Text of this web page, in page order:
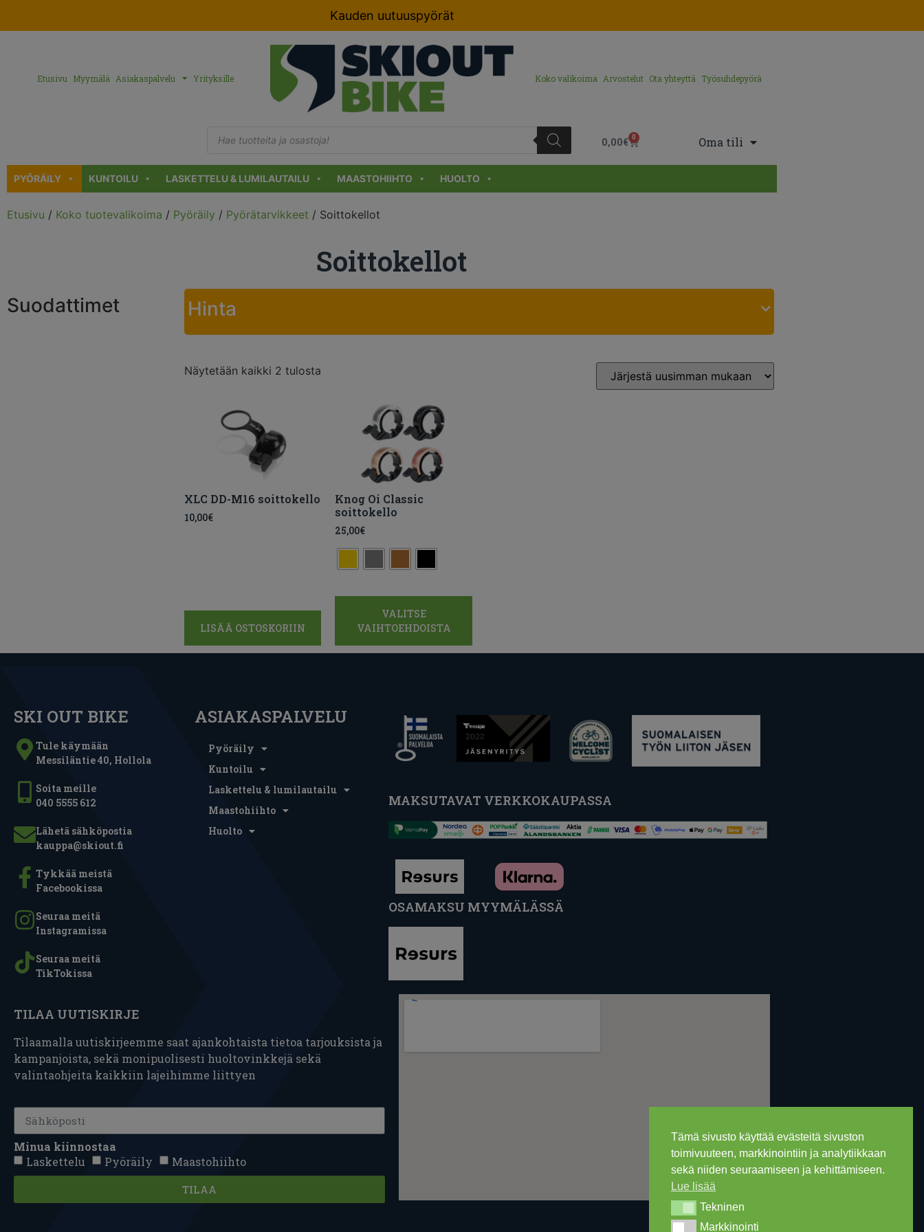
Tämä sivusto käyttää evästeitä sivuston
toimivuuteen, markkinointiin ja analytiikkaan
sekä niiden seuraamiseen ja kehittämiseen.
Lue lisää
TekninenTekninen
MarkkinointiMarkkinointi
Kauden uutuuspyörät
Etusivu Myymälä Asiakaspalvelu Yrityksille Koko valikoima Arvostelut Ota yhteyttä Työsuhdepyörä
0,00€ 0 Oma tili
PYÖRÄILY KUNTOILU LASKETTELU & LUMILAUTAILU MAASTOHIIHTO HUOLTO
Etusivu / Koko tuotevalikoima / Pyöräily / Pyörätarvikkeet / Soittokellot
Soittokellot
Suodattimet Hinta
Näytetään kaikki 2 tulosta
XLC DD-M16 soittokello
10,00€
LISÄÄ OSTOSKORIIN
Knog Oi Classic
soittokello
25,00€
VALITSE
VAIHTOEHDOISTA
SKI OUT BIKE
Tule käymään
Messiläntie 40, Hollola
Soita meille
040 5555 612
Lähetä sähköpostia
kauppa@skiout.fi
Tykkää meistä
Facebookissa
Seuraa meitä
Instagramissa
Seuraa meitä
TikTokissa
ASIAKASPALVELU
Pyöräily
Kuntoilu
Laskettelu & lumilautailu
Maastohiihto
Huolto
MAKSUTAVAT VERKKOKAUPASSA
OSAMAKSU MYYMÄLÄSSÄ
TILAA UUTISKIRJE
Tilaamalla uutiskirjeemme saat ajankohtaista tietoa tarjouksista ja
kampanjoista, sekä monipuolisesti huoltovinkkejä sekä
valintaohjeita kaikkiin lajeihimme liittyen
Minua kiinnostaa
Laskettelu
Pyöräily Maastohiihto
TILAA